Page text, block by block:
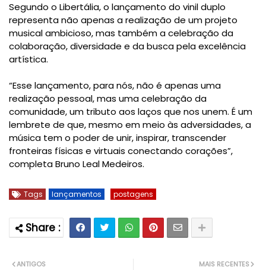
Segundo o Libertália, o lançamento do vinil duplo
representa não apenas a realização de um projeto
musical ambicioso, mas também a celebração da
colaboração, diversidade e da busca pela excelência
artística.
“Esse lançamento, para nós, não é apenas uma
realização pessoal, mas uma celebração da
comunidade, um tributo aos laços que nos unem. É um
lembrete de que, mesmo em meio às adversidades, a
música tem o poder de unir, inspirar, transcender
fronteiras físicas e virtuais conectando corações”,
completa Bruno Leal Medeiros.
Tags lançamentos postagens
MAIS RECENTES
ANTIGOS